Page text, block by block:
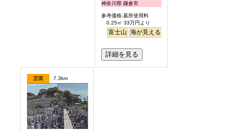
神奈川県 鎌倉市
参考価格:墓所使用料
0.25㎡ 33万円より
富士山 海が見える
詳細を見る
霊園 7.3km